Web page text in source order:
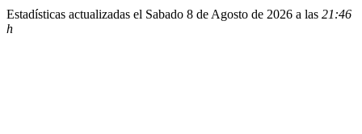
Estadísticas actualizadas el Sabado 8 de Agosto de 2026 a las 21:46
h